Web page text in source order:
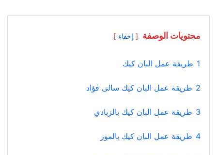
محتويات الوصفة إخفاء
1 طريقة عمل البان كيك
2 طريقة عمل البان كيك سالى فؤاد
3 طريقة عمل البان كيك بالزبادي
4 طريقة عمل البان كيك بالموز